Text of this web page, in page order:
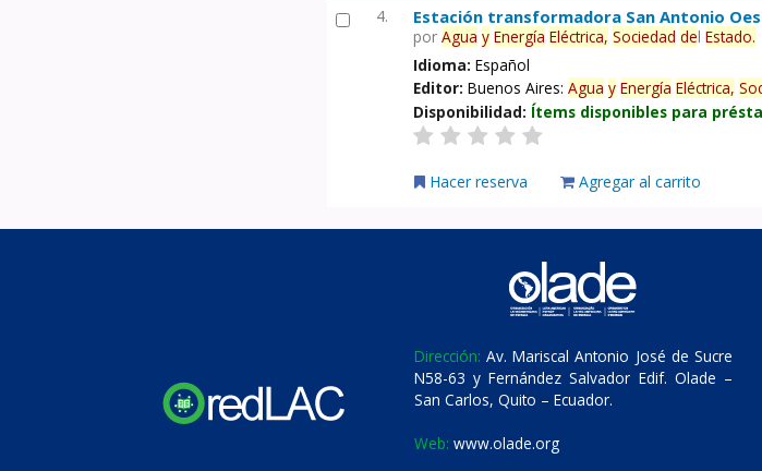
4. Estación transformadora San Antonio
porAgua y Energía Eléctrica, Sociedad delEstado.
Idioma:Español
Editor:Buenos Aires:Agua y Energía Eléctrica,
Disponibilidad: Ítems disponibles para
Hacer reserva Agregar al carrito
Dirección: Av. Mariscal Antonio José de Sucre
N58-63 y Fernández Salvador Edif. Olade –
San Carlos, Quito – Ecuador.
Web: www.olade.org